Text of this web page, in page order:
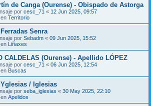
de Canga (Ourense) - Obispado de Astorga
por cesc_71 « 12 Jun 2025, 09:57
Territorio
Senra
por Sebadm « 09 Jun 2025, 15:52
Liñaxes
CALDELAS (Ourense) - Apellido LÓPEZ
por cesc_71 « 06 Jun 2025, 12:54
Buscas
/ Iglesias
por seba_iglesias « 30 May 2025, 22:10
Apelidos